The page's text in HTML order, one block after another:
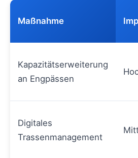
Maßnahme
Kapazitätserweiterung
an Engpässen
Digitales
Trassenmanagement